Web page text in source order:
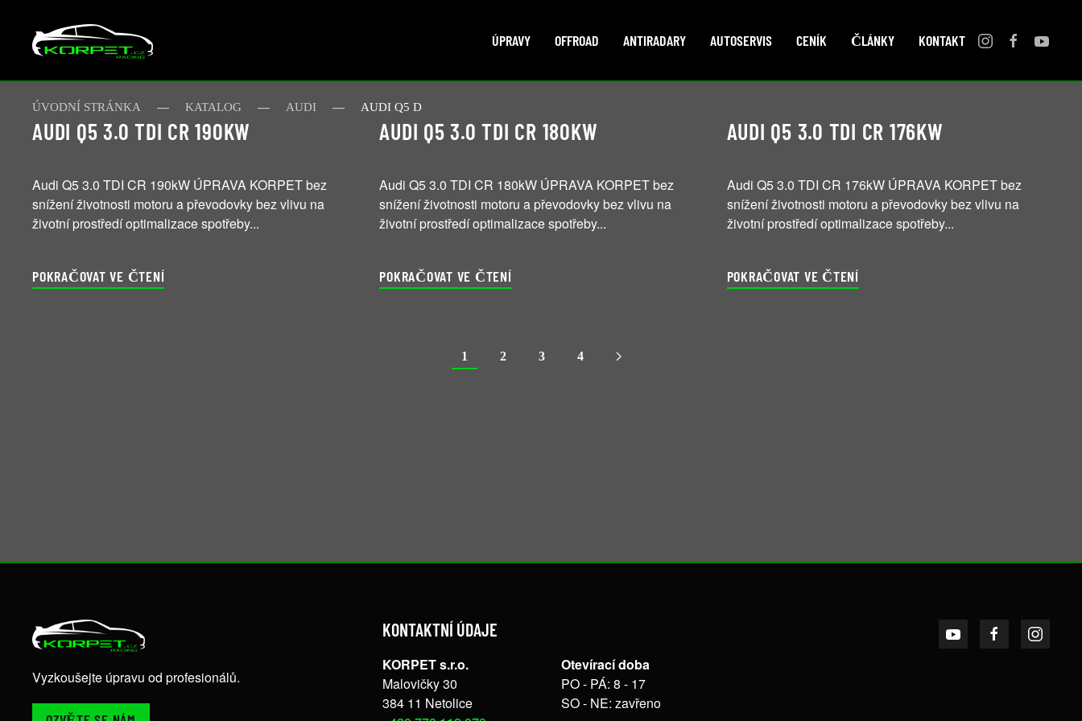
Skip to main content ÚPRAVY OFFROAD ANTIRADARY AUTOSERVIS CENÍK ČLÁNKY KONTAKT
ÚVODNÍ STRÁNKA KATALOG AUDI AUDI Q5 D
AUDI Q5 3.0 TDI CR 190KW
Audi Q5 3.0 TDI CR 190kW ÚPRAVA KORPET bez
snížení životnosti motoru a převodovky bez vlivu na
životní prostředí optimalizace spotřeby...
POKRAČOVAT VE ČTENÍ
AUDI Q5 3.0 TDI CR 180KW
Audi Q5 3.0 TDI CR 180kW ÚPRAVA KORPET bez
snížení životnosti motoru a převodovky bez vlivu na
životní prostředí optimalizace spotřeby...
POKRAČOVAT VE ČTENÍ
AUDI Q5 3.0 TDI CR 176KW
Audi Q5 3.0 TDI CR 176kW ÚPRAVA KORPET bez
snížení životnosti motoru a převodovky bez vlivu na
životní prostředí optimalizace spotřeby...
POKRAČOVAT VE ČTENÍ
1 2 3 4
Vyzkoušejte úpravu od profesionálů.
KONTAKTNÍ ÚDAJE
KORPET s.r.o.
Malovičky 30
384 11 Netolice
Otevírací doba
PO - PÁ: 8 - 17
SO - NE: zavřeno